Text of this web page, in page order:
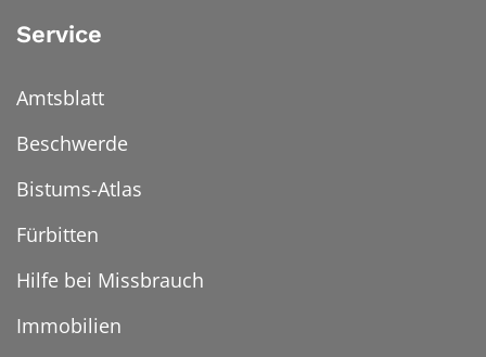
Service
Amtsblatt
Beschwerde
Bistums-Atlas
Fürbitten
Hilfe bei Missbrauch
Immobilien